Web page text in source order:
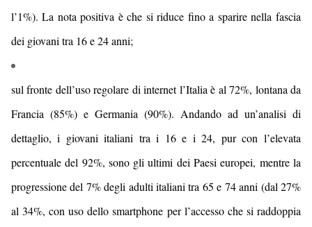
l’1%). La nota positiva è che si riduce fino a sparire nella fascia
dei giovani tra 16 e 24 anni;
sul fronte dell’uso regolare di internetl’Italia è al 72%, lontana da
Francia (85%) e Germania (90%). Andando ad un’analisi di
dettaglio, i giovani italiani tra i 16 e i 24, pur con l’elevata
percentuale del 92%, sono gli ultimi dei Paesi europei, mentre la
progressione del 7% degli adulti italiani tra 65 e 74 anni (dal 27%
al 34%,con uso dello smartphone per l’accesso che si raddoppia